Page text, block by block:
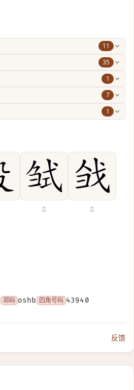
11
35
1
7
1
𢎍 𢦳
郑码 oshb 四角号码 43940
反馈